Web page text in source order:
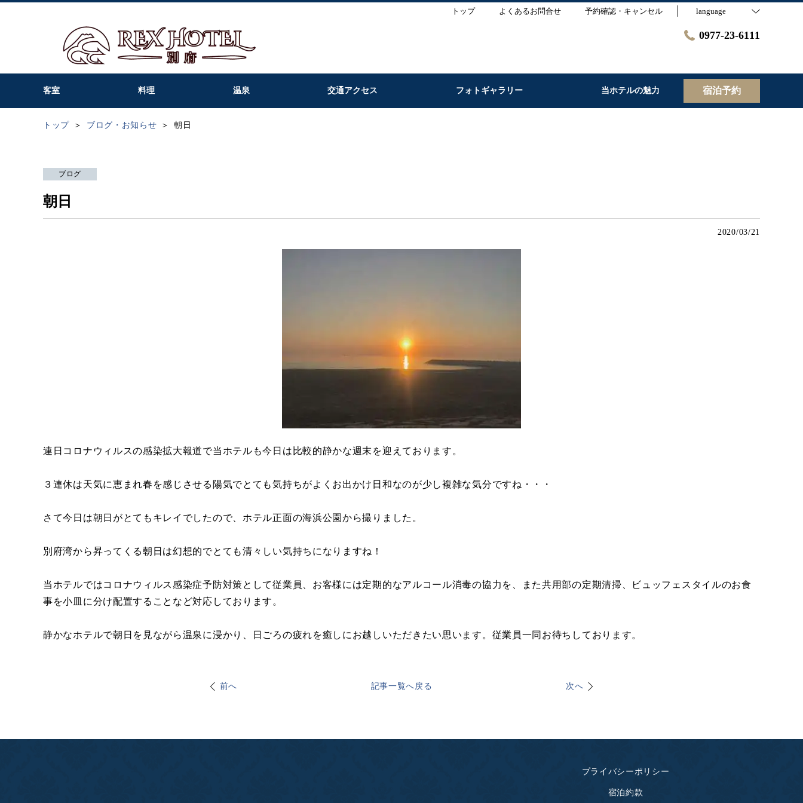
トップ よくあるお問合せ 予約確認・キャンセル language
0977-23-6111
客室 料理 温泉 交通アクセス フォトギャラリー 当ホテルの魅力 宿泊予約
トップ ブログ・お知らせ 朝日
ブログ
朝日
2020/03/21
連日コロナウィルスの感染拡大報道で当ホテルも今日は比較的静かな週末を迎えております。
３連休は天気に恵まれ春を感じさせる陽気でとても気持ちがよくお出かけ日和なのが少し複雑な気分ですね・・・
さて今日は朝日がとてもキレイでしたので、ホテル正面の海浜公園から撮りました。
別府湾から昇ってくる朝日は幻想的でとても清々しい気持ちになりますね！
当ホテルではコロナウィルス感染症予防対策として従業員、お客様には定期的なアルコール消毒の協力を、また共用部の定期清掃、ビュッフェスタイルのお食
事を小皿に分け配置することなど対応しております。
静かなホテルで朝日を見ながら温泉に浸かり、日ごろの疲れを癒しにお越しいただきたい思います。従業員一同お待ちしております。
前へ 記事一覧へ戻る 次へ
プライバシーポリシー
宿泊約款